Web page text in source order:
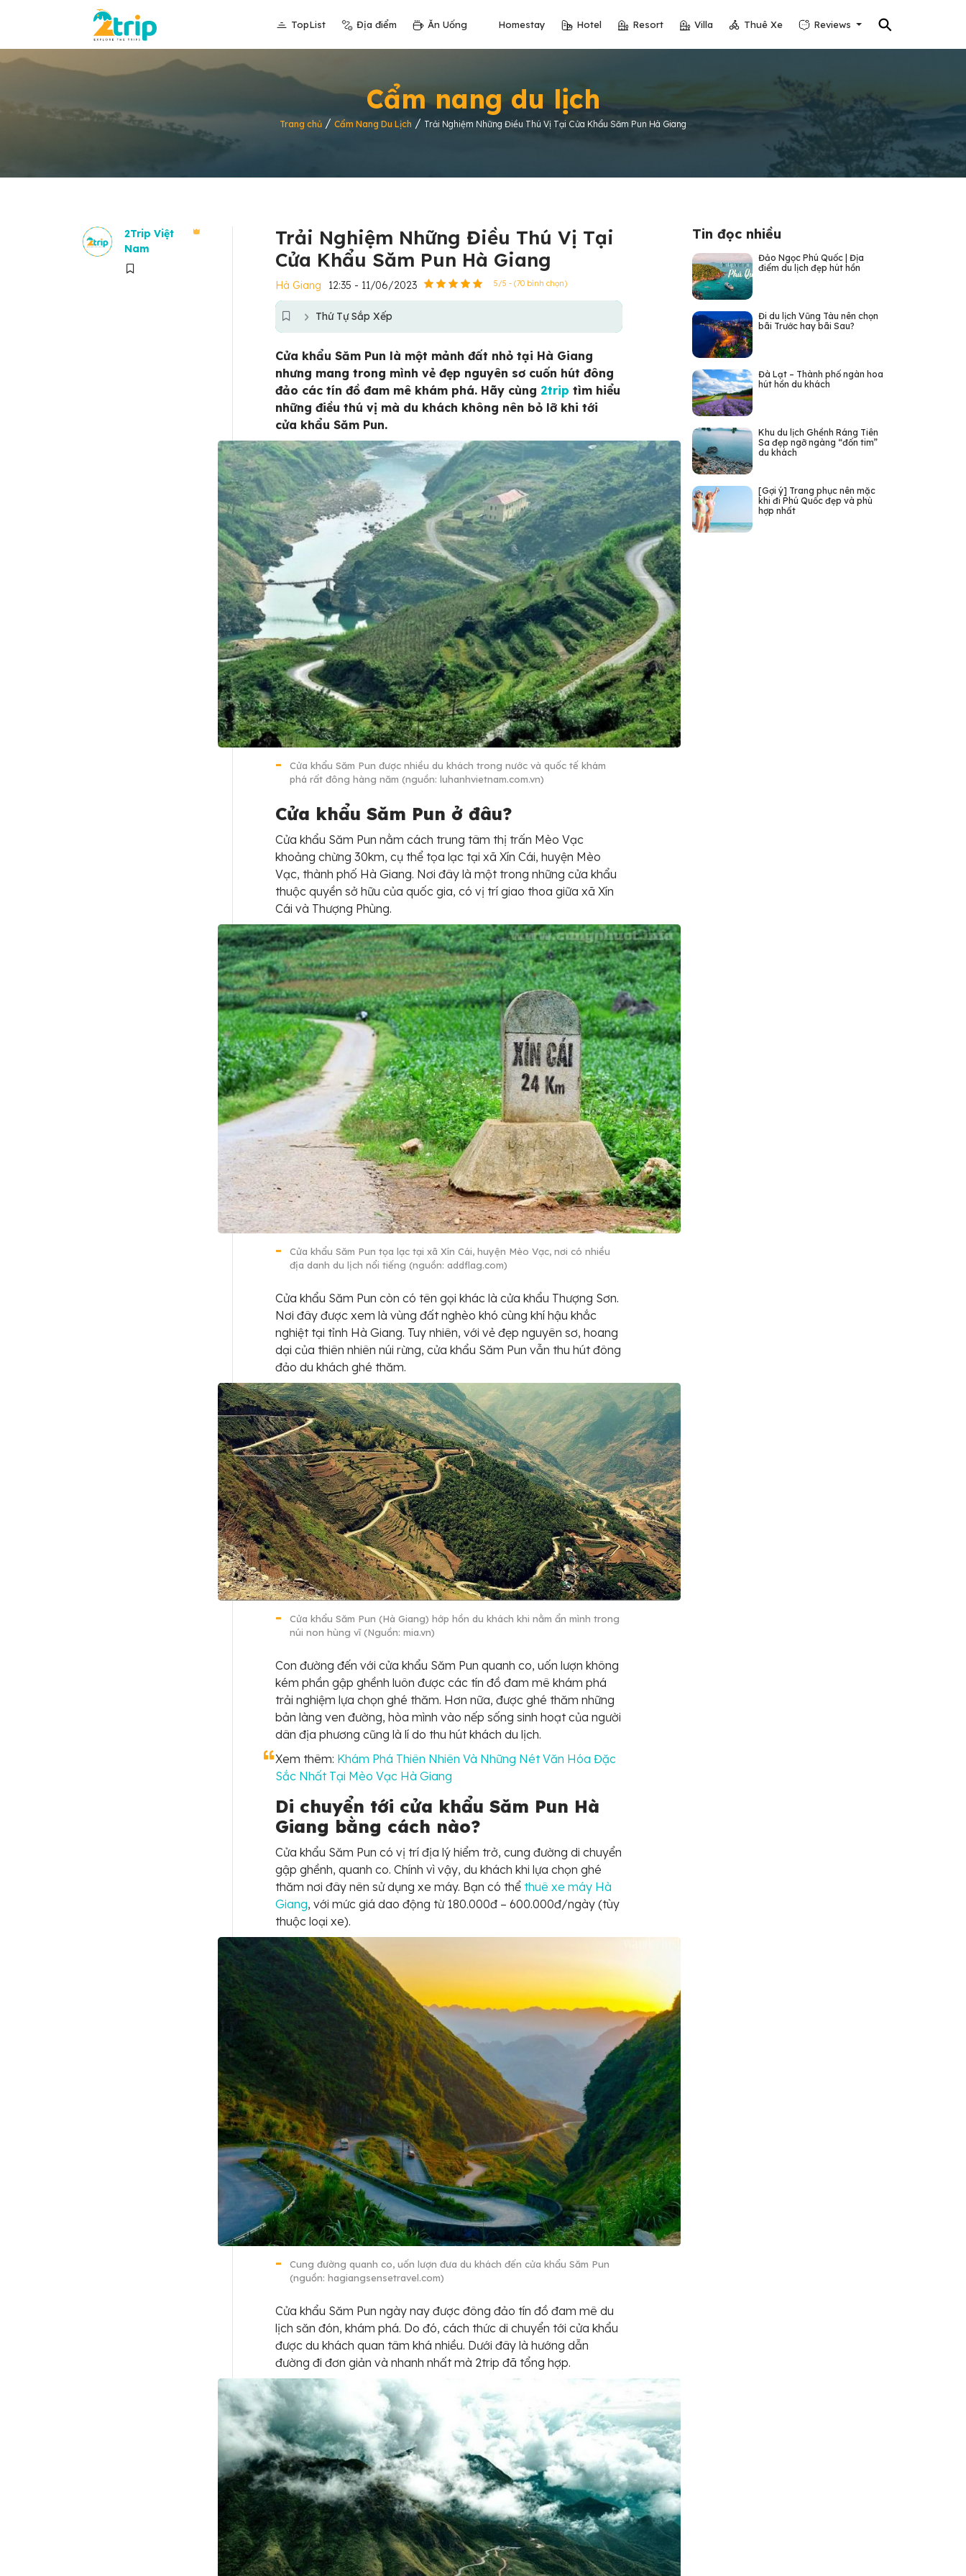
⚲
TopList Địa điểm Ăn Uống Homestay Hotel Resort Villa Thuê Xe Reviews
Cẩm nang du lịch
Trang chủ / Cẩm Nang Du Lịch / Trải Nghiệm Những Điều Thú Vị Tại Cửa Khẩu Săm Pun Hà Giang
2Trip Việt
Nam
Trải Nghiệm Những Điều Thú Vị Tại
Cửa Khẩu Săm Pun Hà Giang
Hà Giang 12:35 - 11/06/2023 5/5 - (70 bình chọn)
Thứ Tự Sắp Xếp
Cửa khẩu Săm Pun là một mảnh đất nhỏ tại Hà Giang
nhưng mang trong mình vẻ đẹp nguyên sơ cuốn hút đông
đảo các tín đồ đam mê khám phá. Hãy cùng 2trip tìm hiểu
những điều thú vị mà du khách không nên bỏ lỡ khi tới
cửa khẩu Săm Pun.
Cửa khẩu Săm Pun được nhiều du khách trong nước và quốc tế khám
phá rất đông hàng năm (nguồn: luhanhvietnam.com.vn)
Cửa khẩu Săm Pun ở đâu?
Cửa khẩu Săm Pun nằm cách trung tâm thị trấn Mèo Vạc
khoảng chừng 30km, cụ thể tọa lạc tại xã Xín Cái, huyện Mèo
Vạc, thành phố Hà Giang. Nơi đây là một trong những cửa khẩu
thuộc quyền sở hữu của quốc gia, có vị trí giao thoa giữa xã Xín
Cái và Thượng Phùng.
Cửa khẩu Săm Pun tọa lạc tại xã Xín Cái, huyện Mèo Vạc, nơi có nhiều
địa danh du lịch nổi tiếng (nguồn: addflag.com)
Cửa khẩu Săm Pun còn có tên gọi khác là cửa khẩu Thượng Sơn.
Nơi đây được xem là vùng đất nghèo khó cùng khí hậu khắc
nghiệt tại tỉnh Hà Giang. Tuy nhiên, với vẻ đẹp nguyên sơ, hoang
dại của thiên nhiên núi rừng, cửa khẩu Săm Pun vẫn thu hút đông
đảo du khách ghé thăm.
Cửa khẩu Săm Pun (Hà Giang) hớp hồn du khách khi nằm ẩn mình trong
núi non hùng vĩ (Nguồn: mia.vn)
Con đường đến với cửa khẩu Săm Pun quanh co, uốn lượn không
kém phần gập ghềnh luôn được các tín đồ đam mê khám phá
trải nghiệm lựa chọn ghé thăm. Hơn nữa, được ghé thăm những
bản làng ven đường, hòa mình vào nếp sống sinh hoạt của người
dân địa phương cũng là lí do thu hút khách du lịch.
Xem thêm: Khám Phá Thiên Nhiên Và Những Nét Văn Hóa Đặc
Sắc Nhất Tại Mèo Vạc Hà Giang
Di chuyển tới cửa khẩu Săm Pun Hà
Giang bằng cách nào?
Cửa khẩu Săm Pun có vị trí địa lý hiểm trở, cung đường di chuyển
gập ghềnh, quanh co. Chính vì vậy, du khách khi lựa chọn ghé
thăm nơi đây nên sử dụng xe máy. Bạn có thể thuê xe máy Hà
Giang, với mức giá dao động từ 180.000đ – 600.000đ/ngày (tùy
thuộc loại xe).
Cung đường quanh co, uốn lượn đưa du khách đến cửa khẩu Săm Pun
(nguồn: hagiangsensetravel.com)
Cửa khẩu Săm Pun ngày nay được đông đảo tín đồ đam mê du
lịch săn đón, khám phá. Do đó, cách thức di chuyển tới cửa khẩu
được du khách quan tâm khá nhiều. Dưới đây là hướng dẫn
đường đi đơn giản và nhanh nhất mà 2trip đã tổng hợp.
Tin đọc nhiều
Đảo Ngọc Phú Quốc | Địa
điểm du lịch đẹp hút hồn
Đi du lịch Vũng Tàu nên chọn
bãi Trước hay bãi Sau?
Đà Lạt – Thành phố ngàn hoa
hút hồn du khách
Khu du lịch Ghềnh Ráng Tiên
Sa đẹp ngỡ ngàng “đốn tim”
du khách
[Gợi ý] Trang phục nên mặc
khi đi Phú Quốc đẹp và phù
hợp nhất